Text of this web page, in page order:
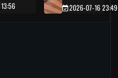
13:56
2026-07-16 23:49